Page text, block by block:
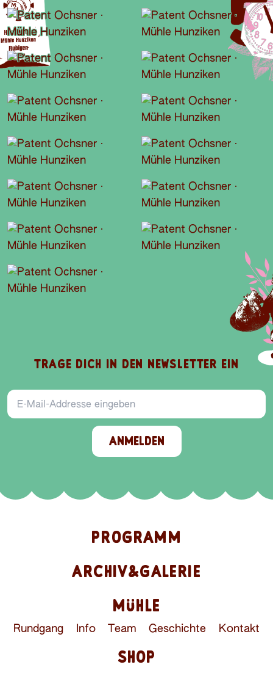
TRAGE DICH IN DEN NEWSLETTER EIN
E-Mail-Addresse
ANMELDEN
PROGRAMM
ARCHIV&GALERIE
MÜHLE
Rundgang Info Team Geschichte Kontakt
SHOP